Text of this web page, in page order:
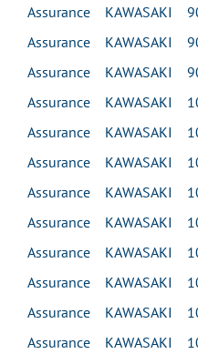
Assurance KAWASAKI
Assurance KAWASAKI
Assurance KAWASAKI
Assurance KAWASAKI
Assurance KAWASAKI
Assurance KAWASAKI
Assurance KAWASAKI
Assurance KAWASAKI
Assurance KAWASAKI
Assurance KAWASAKI
Assurance KAWASAKI
Assurance KAWASAKI